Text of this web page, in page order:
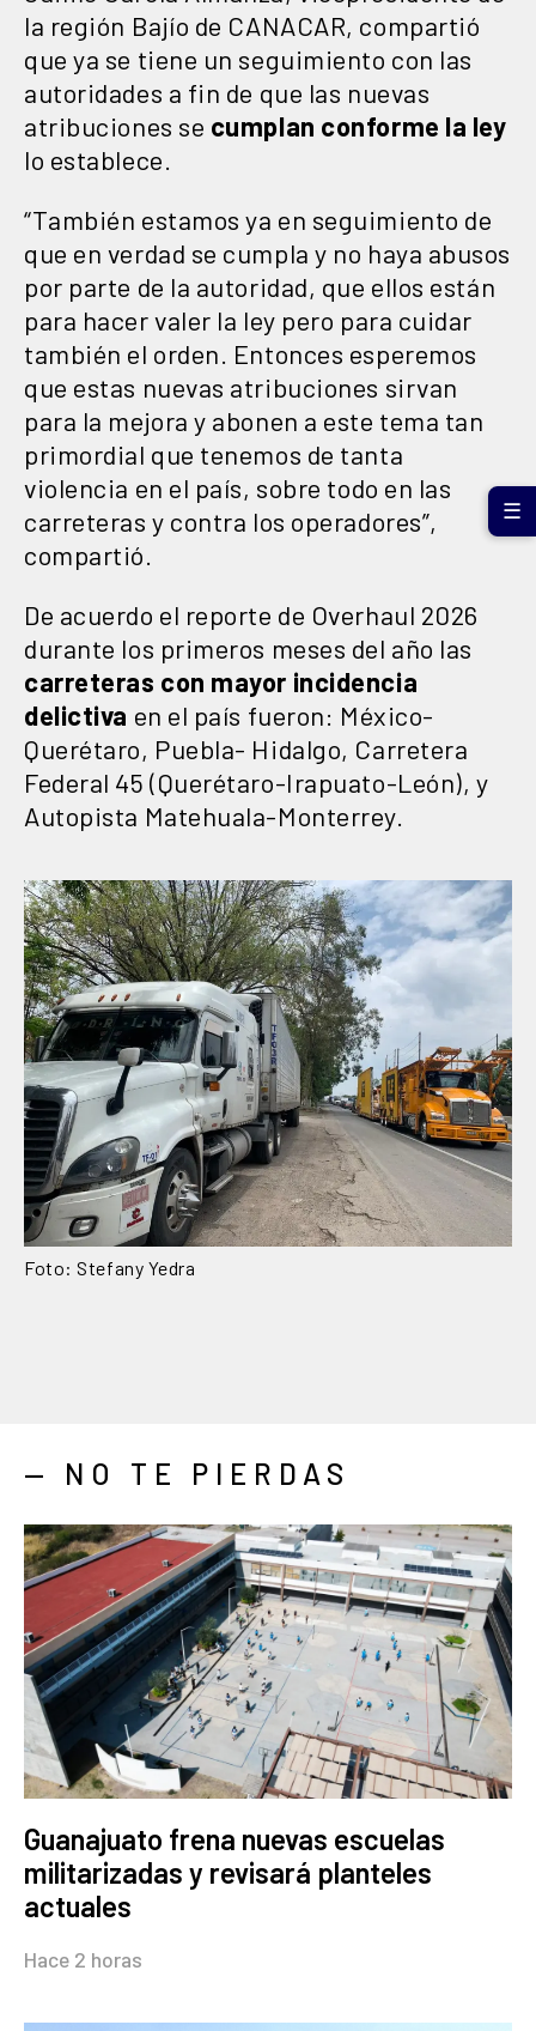
la región Bajío de CANACAR, compartió
que ya se tiene un seguimiento con las
autoridades a fin de que las nuevas
atribuciones se cumplan conforme la ley
lo establece.
“También estamos ya en seguimiento de
que en verdad se cumpla y no haya abusos
por parte de la autoridad, que ellos están
para hacer valer la ley pero para cuidar
también el orden. Entonces esperemos
que estas nuevas atribuciones sirvan
para la mejora y abonen a este tema tan
primordial que tenemos de tanta
violencia en el país, sobre todo en las
carreteras y contra los operadores”,
compartió.
De acuerdo el reporte de Overhaul 2026
durante los primeros meses del año las
carreteras con mayor incidencia
delictiva en el país fueron: México-
Querétaro, Puebla- Hidalgo, Carretera
Federal 45 (Querétaro-Irapuato-León), y
Autopista Matehuala-Monterrey.
Foto: Stefany Yedra
— NO TE PIERDAS
Guanajuato frena nuevas escuelas
militarizadas y revisará planteles
actuales
Hace 2 horas
☰